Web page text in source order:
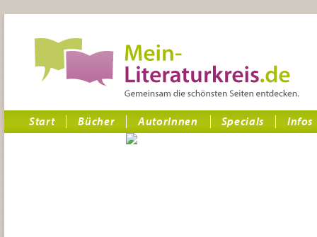
Start Bücher AutorInnen Specials Infos